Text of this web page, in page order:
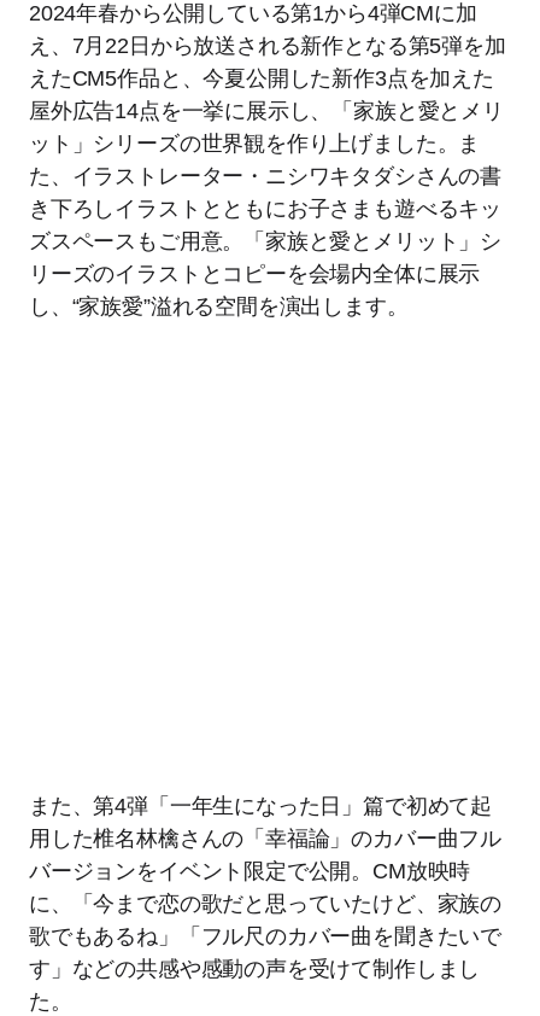
2024年春から公開している第1から4弾CMに加
え、7月22日から放送される新作となる第5弾を加
えたCM5作品と、今夏公開した新作3点を加えた
屋外広告14点を一挙に展示し、「家族と愛とメリ
ット」シリーズの世界観を作り上げました。ま
た、イラストレーター・ニシワキタダシさんの書
き下ろしイラストとともにお子さまも遊べるキッ
ズスペースもご用意。「家族と愛とメリット」シ
リーズのイラストとコピーを会場内全体に展示
し、“家族愛”溢れる空間を演出します。
また、第4弾「一年生になった日」篇で初めて起
用した椎名林檎さんの「幸福論」のカバー曲フル
バージョンをイベント限定で公開。CM放映時
に、「今まで恋の歌だと思っていたけど、家族の
歌でもあるね」「フル尺のカバー曲を聞きたいで
す」などの共感や感動の声を受けて制作しまし
た。